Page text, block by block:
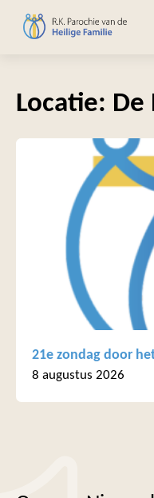
Locatie: De
21e zondag door
8 augustus 2026